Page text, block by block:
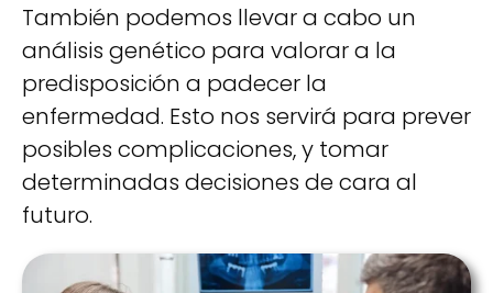
También podemos llevar a cabo un
análisis genético para valorar a la
predisposición a padecer la
enfermedad. Esto nos servirá para prever
posibles complicaciones, y tomar
determinadas decisiones de cara al
futuro.